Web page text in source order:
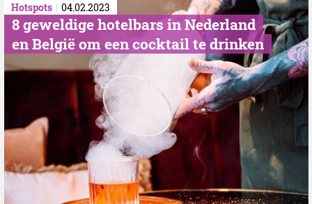
Hotspots 04.02.2023
8 geweldige hotelbars in Nederland
en België om een cocktail te drinken